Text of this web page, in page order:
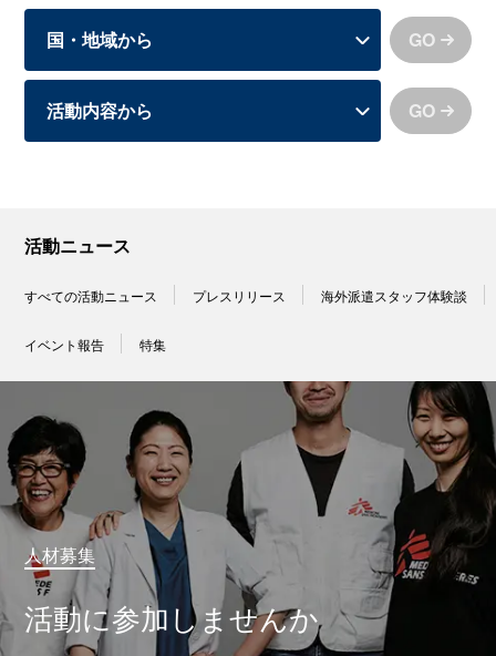
GO
GO
活動ニュース
すべての活動ニュース プレスリリース 海外派遣スタッフ体験談
イベント報告 特集
人材募集
活動に参加しませんか